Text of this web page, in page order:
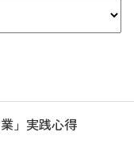
」実践心得